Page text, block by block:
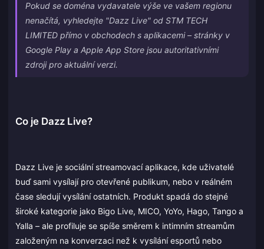
Pokud se doména vydavatele výše ve vašem regionu
nenačítá, vyhledejte "Dazz Live" od STM TECH
LIMITED přímo v obchodech s aplikacemi – stránky v
Google Play a Apple App Store jsou autoritativními
zdroji pro aktuální verzi.
Co je Dazz Live?
Dazz Live je sociální streamovací aplikace, kde uživatelé
buď sami vysílají pro otevřené publikum, nebo v reálném
čase sledují vysílání ostatních. Produkt spadá do stejné
široké kategorie jako Bigo Live, MICO, YoYo, Hago, Tango a
Yalla – ale profiluje se spíše směrem k intimním streamům
založeným na konverzaci než k vysílání esportů nebo